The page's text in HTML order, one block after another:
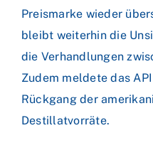
Preismarke wieder
bleibt weiterhin die
die Verhandlungen
Zudem meldete das
Rückgang der
Destillatvorräte.